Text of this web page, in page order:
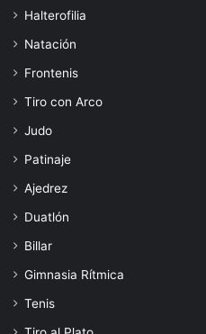
Halterofilia
Natación
Frontenis
Tiro con Arco
Judo
Patinaje
Ajedrez
Duatlón
Billar
Gimnasia Rítmica
Tenis